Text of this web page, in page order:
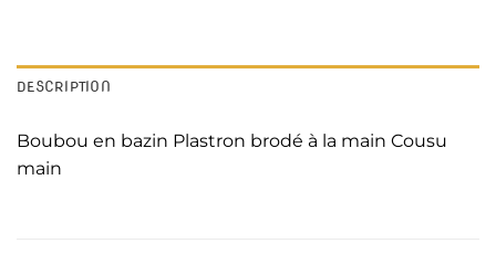
DESCRIPTION
Boubou en bazin Plastron brodé à la main Cousu
main